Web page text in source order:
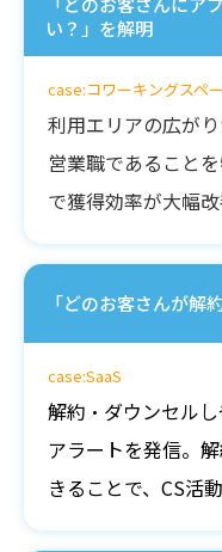
い？」を解明
case:コワーキングスペ
利用エリアの広が
営業職であること
で獲得効率が大幅改
「どのお客さんが解
case:SaaS
解約・ダウンセル
アラートを発信。
きることで、CS活